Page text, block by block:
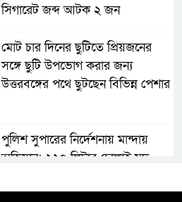
সিগারেট জব্দ আটক ২ জন
মোট চার দিনের ছুটিতে প্রিয়জনের
সঙ্গে ছুটি উপভোগ করার জন্য
উত্তরবঙ্গের পথে ছুটছেন বিভিন্ন পেশার
পুলিশ সুপারের নির্দেশনায় মান্দায়
অভিযান: ২২০ লিটার চোলাই মদ